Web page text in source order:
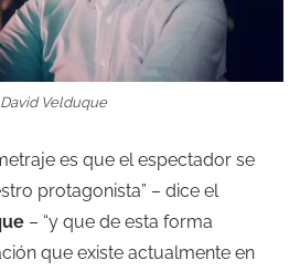
David Velduque
es que el espectador se
protagonista” – dice el
– “y que de esta forma
que existe actualmente en